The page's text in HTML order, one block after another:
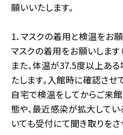
願いいたします。
1．マスクの着用と検温をお
マスクの着用をお願いします
また、体温が37.5度以上あ
たします。入館時に確認させ
自宅で検温をしてからご来
態や、最近感染が拡大して
いても受付にて聞き取りをさ